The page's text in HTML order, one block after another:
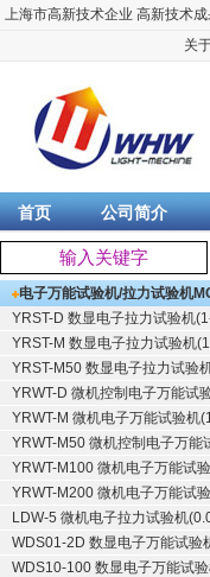
上海市高新技术企业 高新技术
关
首页 公司简介
电子万能试验机/拉力试验机
YRST-D 数显电子拉力试验机
YRST-M 数显电子拉力试验机
YRST-M50 数显电子拉力试验
YRWT-D 微机控制电子万能试
YRWT-M 微机电子万能试验机
YRWT-M50 微机控制电子万能
YRWT-M100 微机电子万能试
YRWT-M200 微机电子万能试
LDW-5 微机电子拉力试验机
WDS01-2D 数显电子万能试验
WDS10-100 数显电子万能试